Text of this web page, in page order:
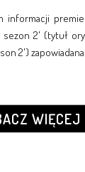
informacji
2' (tytuł
2')
WIĘCEJ